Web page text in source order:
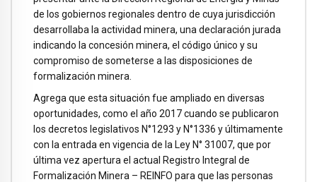
de los gobiernos regionales dentro de cuya jurisdicción
desarrollaba la actividad minera, una declaración jurada
indicando la concesión minera, el código único y su
compromiso de someterse a las disposiciones de
formalización minera.
Agrega que esta situación fue ampliado en diversas
oportunidades, como el año 2017 cuando se publicaron
los decretos legislativos N°1293 y N°1336 y últimamente
con la entrada en vigencia de la Ley N° 31007, que por
última vez apertura el actual Registro Integral de
Formalización Minera – REINFO para que las personas